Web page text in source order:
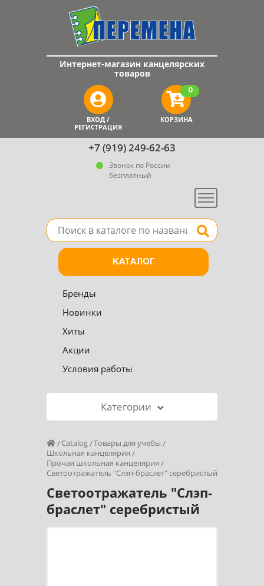
+7 (919) 249-62-63
Звонок по России
бесплатный
Меню
Интернет-магазин канцелярских
товаров
ВХОД /
РЕГИСТРАЦИЯ
КОРЗИНА
0
Поле для поиска товара в каталоге Найти
КАТАЛОГ
Бренды
Новинки
Хиты
Акции
Условия работы
Категории
Catalog Товары для учебы
Школьная канцелярия
Прочая школьная канцелярия
Светоотражатель "Слэп-браслет" серебристый
Светоотражатель "Слэп-
браслет" серебристый